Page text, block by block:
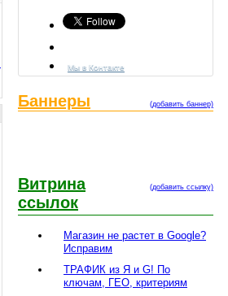
Мы в Контакте
(добавить баннер)
Баннеры
(добавить ссылку)
Витрина
ссылок
Магазин не растет в Google?
Исправим
ТРАФИК из Я и G! По
ключам, ГЕО, критериям